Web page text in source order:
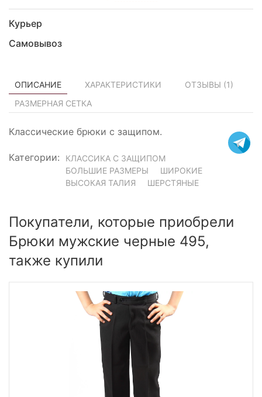
Курьер
Самовывоз
ОПИСАНИЕ ХАРАКТЕРИСТИКИ ОТЗЫВЫ (1)
РАЗМЕРНАЯ СЕТКА
Классические брюки с защипом.
Категории:
КЛАССИКА С ЗАЩИПОМ
БОЛЬШИЕ РАЗМЕРЫ
ШИРОКИЕ
ВЫСОКАЯ ТАЛИЯ
ШЕРСТЯНЫЕ
Покупатели, которые приобрели
Брюки мужские черные 495,
также купили